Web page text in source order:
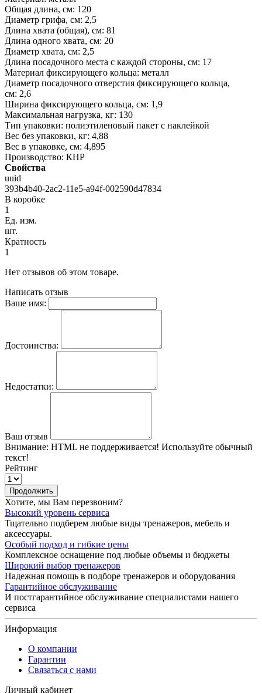
Общая длина, см: 120
Диаметр грифа, см: 2,5
Длина хвата (общая), см: 81
Длина одного хвата, см: 20
Диаметр хвата, см: 2,5
Длина посадочного места с каждой стороны, см: 17
Материал фиксирующего кольца: металл
Диаметр посадочного отверстия фиксирующего кольца,
см: 2,6
Ширина фиксирующего кольца, см: 1,9
Максимальная нагрузка, кг: 130
Тип упаковки: полиэтиленовый пакет с наклейкой
Вес без упаковки, кг: 4,88
Вес в упаковке, см: 4,895
Производство: КНР
Свойства
uuid
393b4b40-2ac2-11e5-a94f-002590d47834
В коробке
1
Ед. изм.
шт.
Кратность
1
Нет отзывов об этом товаре.
Написать отзыв
Ваше имя:
Достоинства:
Недостатки:
Ваш отзыв
Внимание: HTML не поддерживается! Используйте обычный
текст!
Рейтинг
Продолжить
Хотите, мы Вам перезвоним?
Высокий уровень сервиса
Тщательно подберем любые виды тренажеров, мебель и
аксессуары.
Особый подход и гибкие цены
Комплексное оснащение под любые объемы и бюджеты
Широкий выбор тренажеров
Надежная помощь в подборе тренажеров и оборудования
Гарантийное обслуживание
И постгарантийное обслуживание специалистами нашего
сервиса
Информация
О компании
Гарантии
Связаться с нами
Личный кабинет